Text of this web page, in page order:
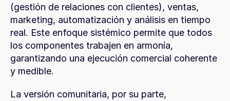
(gestión de relaciones con clientes), ventas,
marketing, automatización y análisis en tiempo
real. Este enfoque sistémico permite que todos
los componentes trabajen en armonía,
garantizando una ejecución comercial coherente
y medible.
La versión comunitaria, por su parte,